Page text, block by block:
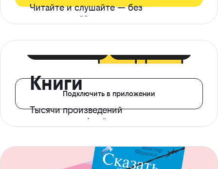
Читайте и слушайте — без
ограничений*
Книги
Тысячи произведений
с доступом офлайн
Подключить в приложении